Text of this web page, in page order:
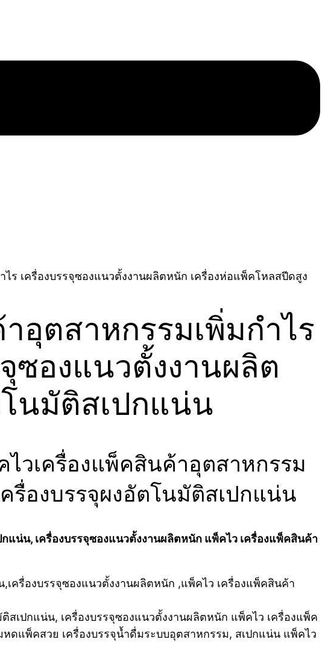
ร เครื่องบรรจุซองแนวตั้งงานผลิตหนัก เครื่องห่อแพ็คโหลสปีดสูง
อุตสาหกรรมเพิ่มกำไร
ซองแนวตั้งงานผลิต
โนมัติสเปกแน่น
วเครื่องแพ็คสินค้าอุตสาหกรรม
รื่องบรรจุผงอัตโนมัติสเปกแน่น
แน่น, เครื่องบรรจุซองแนวตั้งงานผลิตหนัก แพ็คไว เครื่องแพ็คสินค้า
สเปกแน่น, เครื่องบรรจุซองแนวตั้งงานผลิตหนัก แพ็คไว เครื่องแพ็ค
ดแพ็คสวย เครื่องบรรจุน้ำดื่มระบบอุตสาหกรรม, สเปกแน่น แพ็คไว